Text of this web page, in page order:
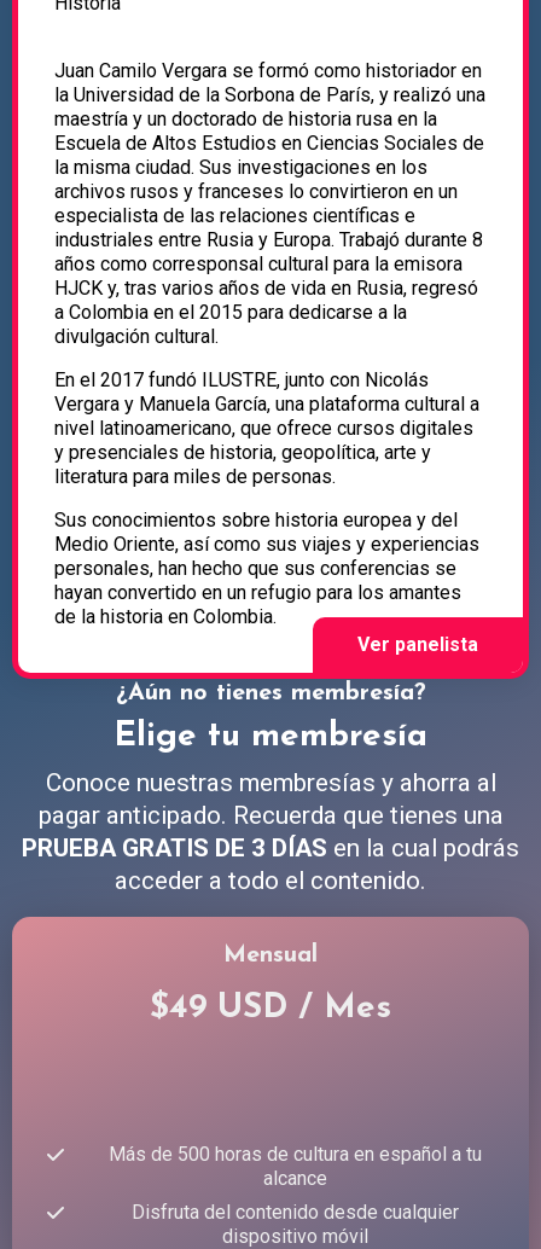
Juan Camilo Vergara se formó como historiador en
la Universidad de la Sorbona de París, y realizó una
maestría y un doctorado de historia rusa en la
Escuela de Altos Estudios en Ciencias Sociales de
la misma ciudad. Sus investigaciones en los
archivos rusos y franceses lo convirtieron en un
especialista de las relaciones científicas e
industriales entre Rusia y Europa. Trabajó durante 8
años como corresponsal cultural para la emisora
HJCK y, tras varios años de vida en Rusia, regresó
a Colombia en el 2015 para dedicarse a la
divulgación cultural.
En el 2017 fundó ILUSTRE, junto con Nicolás
Vergara y Manuela García, una plataforma cultural a
nivel latinoamericano, que ofrece cursos digitales
y presenciales de historia, geopolítica, arte y
literatura para miles de personas.
Sus conocimientos sobre historia europea y del
Medio Oriente, así como sus viajes y experiencias
personales, han hecho que sus conferencias se
hayan convertido en un refugio para los amantes
de la historia en Colombia.
¿Aún no tienes membresía?
Elige tu membresía
Conoce nuestras membresías y ahorra al
pagar anticipado. Recuerda que tienes una
PRUEBA GRATIS DE 3 DÍAS en la cual podrás
acceder a todo el contenido.
Mensual
$49 USD / Mes
Más de 500 horas de cultura en español a tu
alcance
Disfruta del contenido desde cualquier
dispositivo móvil